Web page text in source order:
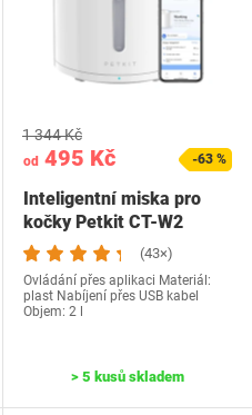
od 495 Kč
1 344 Kč
-63 %
Inteligentní miska pro
kočky Petkit CT-W2
(43×)
Ovládání přes aplikaci Materiál:
plast Nabíjení přes USB kabel
Objem: 2 l
> 5 kusů skladem